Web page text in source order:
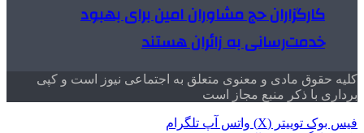
کارگزاران حج مشاوران امین برای بهبود
خدمت‌رسانی به زائران هستند
کلیه حقوق مادی و معنوی متعلق به اجتماعی نیوز است و کپی
برداری با ذکر منبع مجاز است
فیس بوک توییتر (X) واتس آپ تلگرام